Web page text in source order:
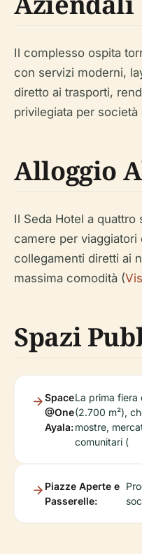
Il complesso ospita
con servizi moderni,
diretto ai trasporti,
privilegiata per società
Alloggio
Il Seda Hotel a
camere per
collegamenti diretti ai
massima comodità (
Spazi
Space
@One
Ayala:
La prima fiera
(2.700 m²),
mostre,
comunitari (
Piazze Aperte e
Passerelle: